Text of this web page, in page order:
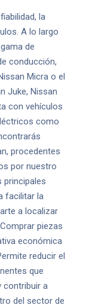
la
A lo largo
de
conducción,
Micra o el
Juke, Nissan
con vehículos
como
procedentes
por nuestro
principales
facilitar la
a localizar
piezas
económica
reducir el
que
contribuir a
del sector de